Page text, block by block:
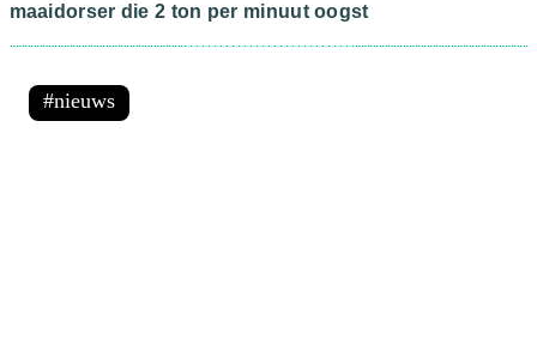
maaidorser die 2 ton per minuut oogst
nieuws